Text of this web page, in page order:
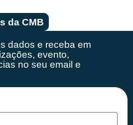
da CMB
dados e receba em
evento,
no seu email e